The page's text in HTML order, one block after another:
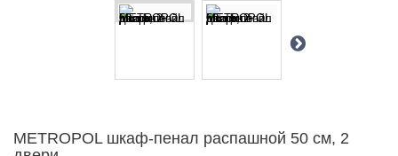
METROPOL шкаф-пенал распашной 50 см, 2